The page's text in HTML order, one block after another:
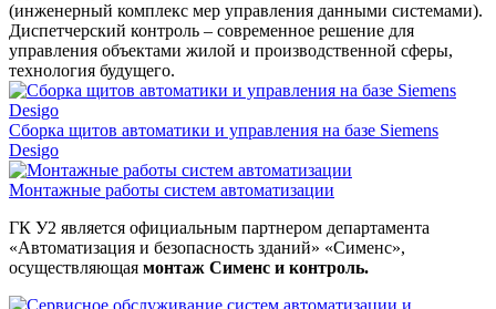
(инженерный комплекс мер управления данными системами).
Диспетчерский контроль – современное решение для
управления объектами жилой и производственной сферы,
технология будущего.
Сборка щитов автоматики и управления на базе Siemens
Desigo
Монтажные работы систем автоматизации
ГК У2 является официальным партнером департамента
«Автоматизация и безопасность зданий» «Сименс»,
осуществляющая монтаж Сименс и контроль.